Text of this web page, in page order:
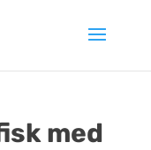
med